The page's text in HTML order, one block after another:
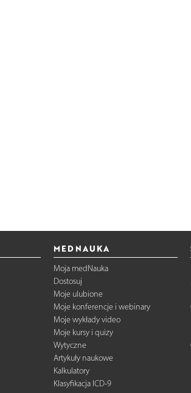
MEDNAUKA
Moja medNauka
Dostosuj
Moje ulubione
Moje konferencje i webinary
Moje wykłady video
Moje kursy i quizy
Wytyczne
Artykuły naukowe
Kalkulatory
Klasyfikacja ICD-9